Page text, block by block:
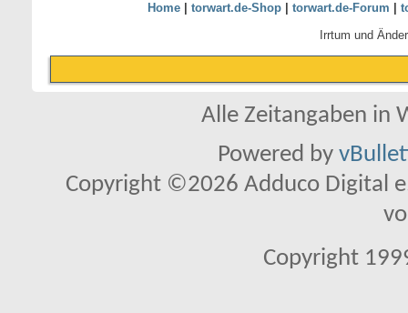
Home| torwart.de-Shop| torwart.de-Forum
Irrtum und
Alle Zeitangaben in
Powered by
Copyright ©2026 Adduco Digital
Copyright